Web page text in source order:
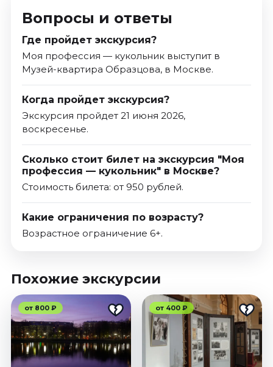
Вопросы и ответы
Где пройдет экскурсия?
Моя профессия — кукольник выступит в
Музей-квартира Образцова, в Москве.
Когда пройдет экскурсия?
Экскурсия пройдет 21 июня 2026,
воскресенье.
Сколько стоит билет на экскурсия "Моя
профессия — кукольник" в Москве?
Стоимость билета: от 950 рублей.
Какие ограничения по возрасту?
Возрастное ограничение 6+.
Похожие экскурсии
от 800 ₽ от 400 ₽